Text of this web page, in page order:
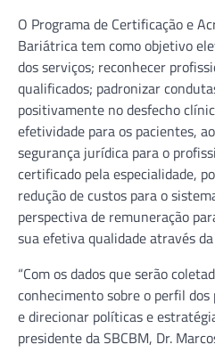
O Programa de Certificação e
Bariátrica tem como objetivo
dos serviços; reconhecer
qualificados; padronizar
positivamente no desfecho
efetividade para os pacientes,
segurança jurídica para o
certificado pela especialidade,
redução de custos para o
perspectiva de remuneração
sua efetiva qualidade através
“Com os dados que serão
conhecimento sobre o perfil
e direcionar políticas e
presidente da SBCBM, Dr.